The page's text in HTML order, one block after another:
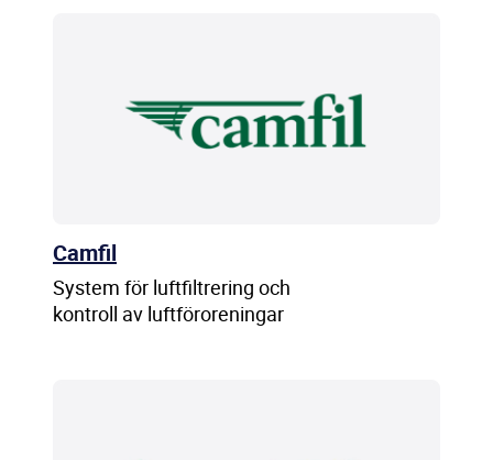
Camfil
System för luftfiltrering och
kontroll av luftföroreningar